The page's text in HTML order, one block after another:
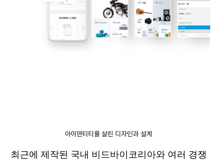
아이덴티티를 살린 디자인과 설계
최근에 제작된 국내 비드바이코리아와여러 경쟁